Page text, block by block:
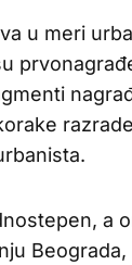
u meri
a
Beograda,